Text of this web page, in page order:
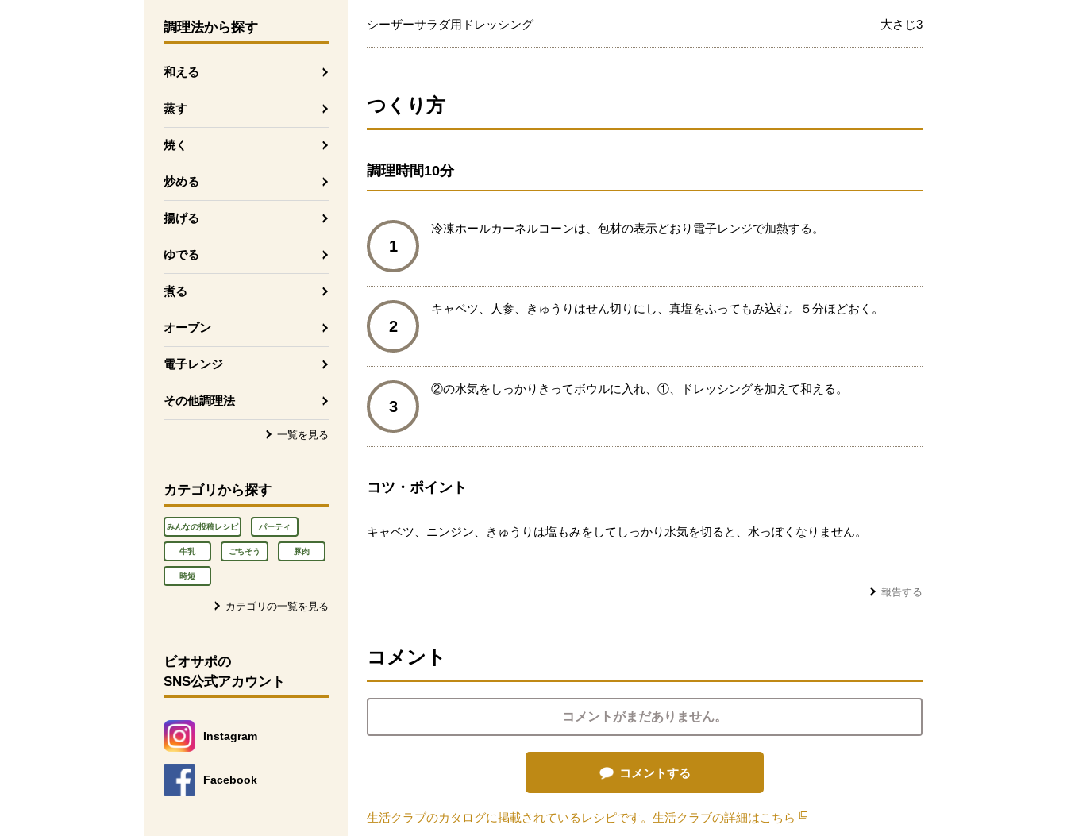
調理法から探す
和える
蒸す
焼く
炒める
揚げる
ゆでる
煮る
オーブン
電子レンジ
その他調理法
一覧を見る
カテゴリから探す
みんなの投稿レシピ パーティ
牛乳 ごちそう 豚肉
時短
カテゴリの一覧を見る
ビオサポの
SNS公式アカウント
Instagram
別のウィンドウで開きます。
Facebook
別のウィンドウで開きます。
シーザーサラダ用ドレッシング 大さじ3
つくり方
調理時間10分
1
冷凍ホールカーネルコーンは、包材の表示どおり電子レンジで加熱する。
2
キャベツ、人参、きゅうりはせん切りにし、真塩をふってもみ込む。５分ほどおく。
3
②の水気をしっかりきってボウルに入れ、①、ドレッシングを加えて和える。
コツ・ポイント
キャベツ、ニンジン、きゅうりは塩もみをしてしっかり水気を切ると、水っぽくなりません。
報告する
コメント
コメントがまだありません。
コメントする
生活クラブのカタログに掲載されているレシピです。生活クラブの詳細はこちら 別のウィンドウで開きます。